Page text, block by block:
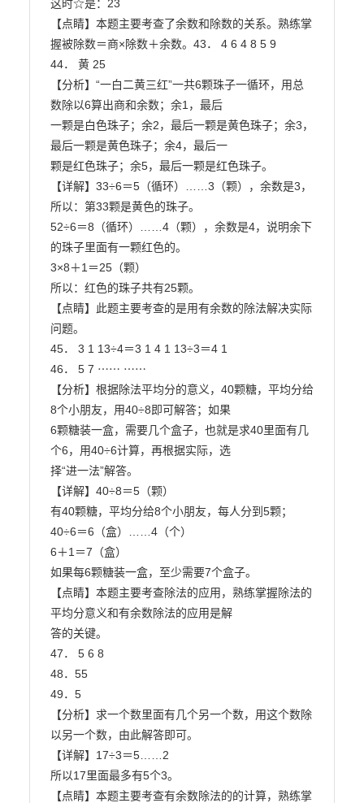
这时☆是：23
【点睛】本题主要考查了余数和除数的关系。熟练掌
握被除数＝商×除数＋余数。43． 4 6 4 8 5 9
44． 黄 25
【分析】“一白二黄三红”一共6颗珠子一循环，用总
数除以6算出商和余数；余1，最后
一颗是白色珠子；余2，最后一颗是黄色珠子；余3，
最后一颗是黄色珠子；余4，最后一
颗是红色珠子；余5，最后一颗是红色珠子。
【详解】33÷6＝5（循环）……3（颗），余数是3，
所以：第33颗是黄色的珠子。
52÷6＝8（循环）……4（颗），余数是4，说明余下
的珠子里面有一颗红色的。
3×8＋1＝25（颗）
所以：红色的珠子共有25颗。
【点睛】此题主要考查的是用有余数的除法解决实际
问题。
45． 3 1 13÷4＝3 1 4 1 13÷3＝4 1
46． 5 7 ⋯⋯ ⋯⋯
【分析】根据除法平均分的意义，40颗糖，平均分给
8个小朋友，用40÷8即可解答；如果
6颗糖装一盒，需要几个盒子，也就是求40里面有几
个6，用40÷6计算，再根据实际，选
择“进一法”解答。
【详解】40÷8＝5（颗）
有40颗糖，平均分给8个小朋友，每人分到5颗；
40÷6＝6（盒）……4（个）
6＋1＝7（盒）
如果每6颗糖装一盒，至少需要7个盒子。
【点睛】本题主要考查除法的应用，熟练掌握除法的
平均分意义和有余数除法的应用是解
答的关键。
47． 5 6 8
48．55
49．5
【分析】求一个数里面有几个另一个数，用这个数除
以另一个数，由此解答即可。
【详解】17÷3＝5……2
所以17里面最多有5个3。
【点睛】本题主要考查有余数除法的的计算，熟练掌